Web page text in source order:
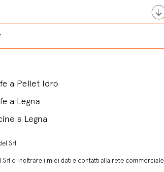
a Pellet Idro
a Legna
a Legna
Srl
Srl di inoltrare i miei dati e contatti alla rete commerciale